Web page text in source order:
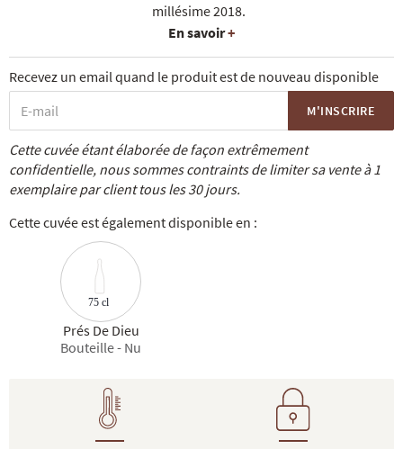
millésime 2018.
En savoir+
Recevez un email quand le produit est de nouveau disponible
M'INSCRIRE
Cette cuvée étant élaborée de façon extrêmement
confidentielle, nous sommes contraints de limiter sa vente à 1
exemplaire par client tous les 30 jours.
Cette cuvée est également disponible en :
75 cl
Prés De Dieu
Bouteille - Nu